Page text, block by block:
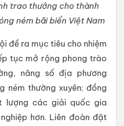
trao thưởng cho thành
ném bãi biển Việt Nam
đề ra mục tiêu cho nhiệm
tục mở rộng phong trào
nâng số địa phương
ném thường xuyên; đồng
lượng các giải quốc gia
hơn. Liên đoàn đặt